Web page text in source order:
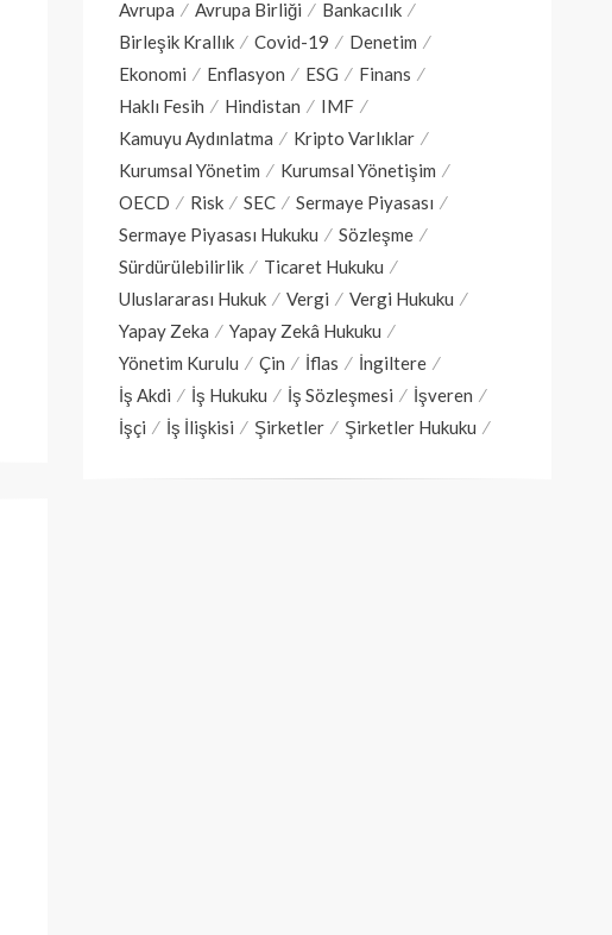
Avrupa Avrupa Birliği
Bankacılık
Birleşik Krallık
Covid-19
Denetim
Ekonomi
Enflasyon ESG
Finans
Haklı Fesih
Hindistan
IMF
Kamuyu Aydınlatma
Kripto Varlıklar
Kurumsal Yönetim
Kurumsal Yönetişim
OECD
Risk SEC
Sermaye Piyasası
Sermaye Piyasası Hukuku
Sözleşme
Sürdürülebilirlik
Ticaret Hukuku
Uluslararası Hukuk
Vergi
Vergi Hukuku
Yapay Zeka
Yapay Zekâ Hukuku
Yönetim Kurulu
Çin İflas
İngiltere
İş Akdi
İş Hukuku İş Sözleşmesi
İşveren
İşçi
İş İlişkisi Şirketler Şirketler Hukuku